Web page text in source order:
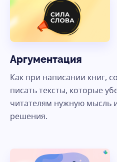
Аргументация
Как при написании книг,
писать тексты, которые
читателям нужную мысль
решения.